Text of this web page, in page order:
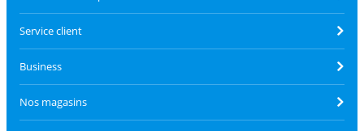
Service client
Business
Nos magasins